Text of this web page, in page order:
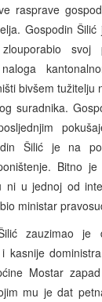
rasprave
Gospodin
svoj
bivšem tužitelju
suradnika.
Šilić je na
Bitno
ni u jednoj od
ministar
zauzimao je
kasnije
Mostar
mu je dat